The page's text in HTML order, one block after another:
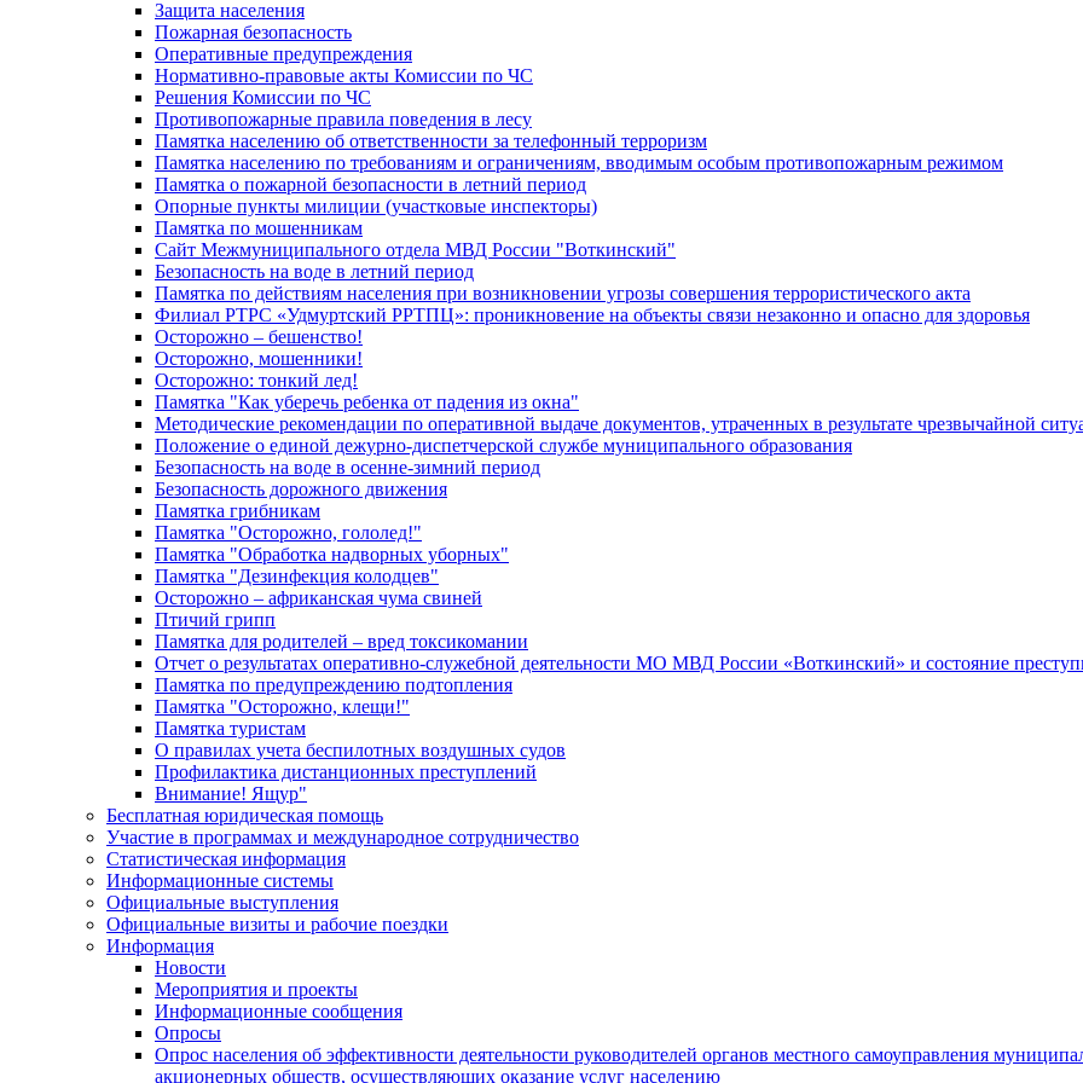
Защита населения
Пожарная безопасность
Оперативные предупреждения
Нормативно-правовые акты Комиссии по ЧС
Решения Комиссии по ЧС
Противопожарные правила поведения в лесу
Памятка населению об ответственности за телефонный терроризм
Памятка населению по требованиям и ограничениям, вводимым особым противопожарным режимом
Памятка о пожарной безопасности в летний период
Опорные пункты милиции (участковые инспекторы)
Памятка по мошенникам
Сайт Межмуниципального отдела МВД России "Воткинский"
Безопасность на воде в летний период
Памятка по действиям населения при возникновении угрозы совершения террористического акта
Филиал РТРС «Удмуртский РРТПЦ»: проникновение на объекты связи незаконно и опасно для здоровья
Осторожно – бешенство!
Осторожно, мошенники!
Осторожно: тонкий лед!
Памятка "Как уберечь ребенка от падения из окна"
Методические рекомендации по оперативной выдаче документов, утраченных в результате чрезвычайной
Положение о единой дежурно-диспетчерской службе муниципального образования
Безопасность на воде в осенне-зимний период
Безопасность дорожного движения
Памятка грибникам
Памятка "Осторожно, гололед!"
Памятка "Обработка надворных уборных"
Памятка "Дезинфекция колодцев"
Осторожно – африканская чума свиней
Птичий грипп
Памятка для родителей – вред токсикомании
Отчет о результатах оперативно-служебной деятельности МО МВД России «Воткинский» и состояние
Памятка по предупреждению подтопления
Памятка "Осторожно, клещи!"
Памятка туристам
О правилах учета беспилотных воздушных судов
Профилактика дистанционных преступлений
Внимание! Ящур"
Бесплатная юридическая помощь
Участие в программах и международное сотрудничество
Статистическая информация
Информационные системы
Официальные выступления
Официальные визиты и рабочие поездки
Информация
Новости
Мероприятия и проекты
Информационные сообщения
Опросы
Опрос населения об эффективности деятельности руководителей органов местного самоуправления
акционерных обществ, осуществляющих оказание услуг населению